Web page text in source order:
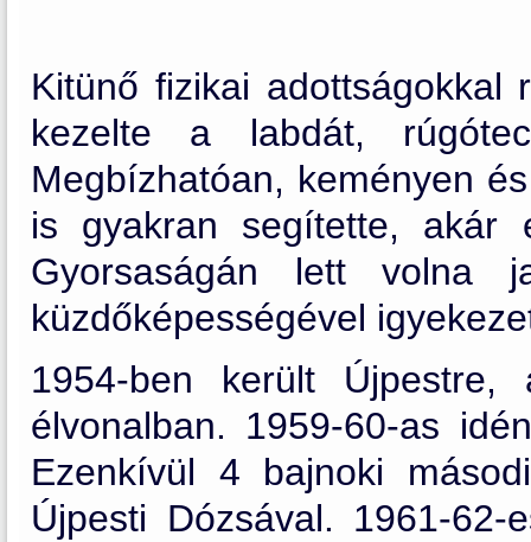
Kitünő fizikai adottságokkal
kezelte a labdát,
Megbízhatóan, keményen
is gyakran segítette, akár
Gyorsaságán lett volna
küzdőképességével
1954-ben került
élvonalban. 1959-60-as
Ezenkívül 4 bajnoki
Újpesti Dózsával. 1961-